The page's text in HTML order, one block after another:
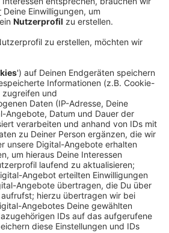
humanitären Aspekten völlig
gab es bei der
dafür, dass der
Tagesordnung mit
so Bürgermeister Bleek.
11.03.2020 06:41
die Entscheidungskompetenz
und Land liegt und man als
die Umsetzung zu sorgen habe.
nicht darüber entscheiden, ob
kommen, so Bleek weiter.